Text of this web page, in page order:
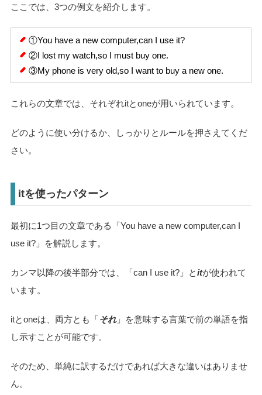
ここでは、3つの例文を紹介します。
①You have a new computer,can I use it?
②I lost my watch,so I must buy one.
③My phone is very old,so I want to buy a new one.
これらの文章では、それぞれitとoneが用いられています。
どのように使い分けるか、しっかりとルールを押さえてくだ
さい。
itを使ったパターン
最初に1つ目の文章である「You have a new computer,can I
use it?」を解説します。
カンマ以降の後半部分では、「can I use it?」とitが使われて
います。
itとoneは、両方とも「それ」を意味する言葉で前の単語を指
し示すことが可能です。
そのため、単純に訳するだけであれば大きな違いはありませ
ん。